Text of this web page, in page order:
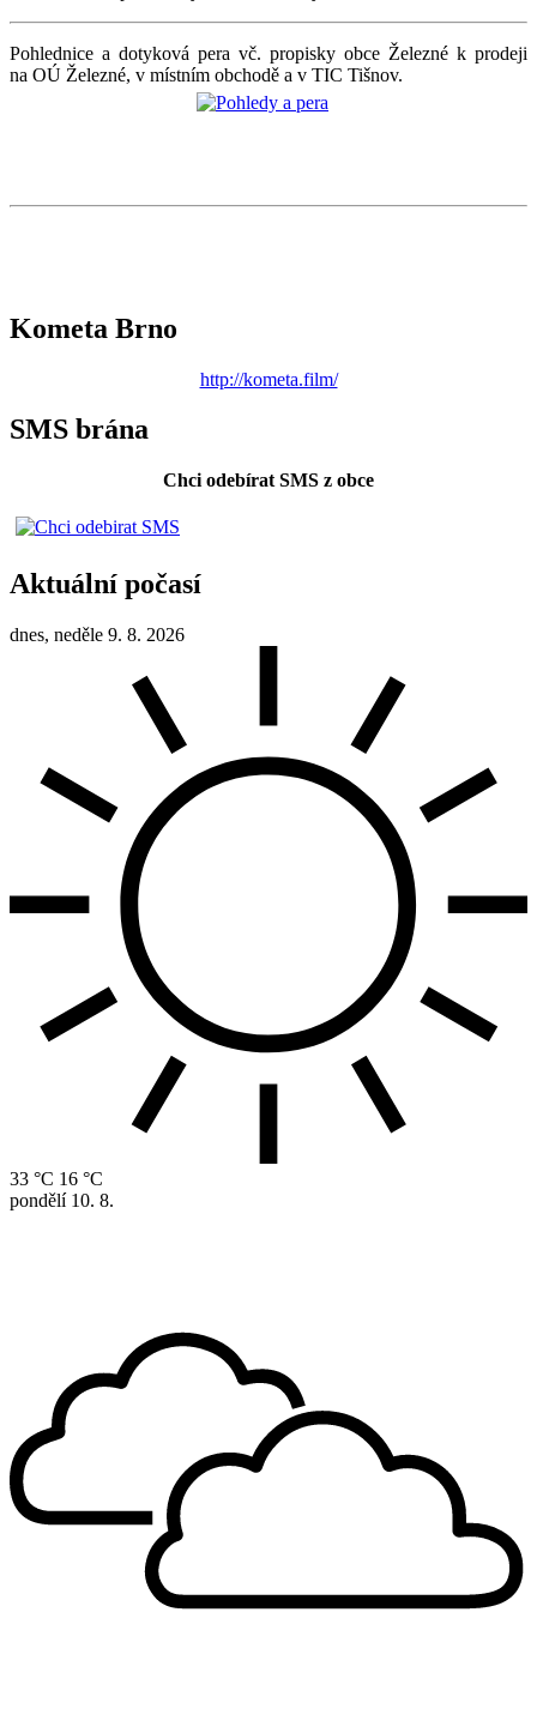
Pohlednice a dotyková pera vč. propisky obce Železné k prodeji
na OÚ Železné, v místním obchodě a v TIC Tišnov.
Kometa Brno
http://kometa.film/
SMS brána
Chci odebírat SMS z obce
Aktuální počasí
dnes, neděle 9. 8. 2026
33 °C 16 °C
pondělí 10. 8.